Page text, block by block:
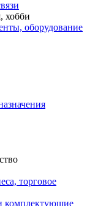
хобби
оборудование
торговое
комплектующие